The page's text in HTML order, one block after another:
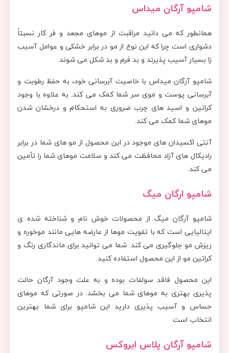
شامپو آرگان میداس
همانطور که می دانید مراقبت از موهای مجعد و فر کار نسبتاً
دشواری است چرا که این نوع از مو در برابر خشکی و عوامل آسیب
زا بسیار آسیب پذیرند و بد فرم و بد شکل می شوند.
شامپو آرگان میداس با خاصیت آبرسانی خود، به حفظ رطوبت و
آبرسانی پوست و موی سر شما کمک می کند. به علاوه با وجود
کراتین و اسید های چرب ضروری به استحکام و درخشان شدن
موهای شما کمک می کند.
آنتی اکسیدان های موجود در این محصول از مو های شما در برابر
رادیکال های آزاد محافظت می کند و سلامت موهای شما را تأمین
می کند.
شامپو ارگان میگ
شامپو آرگان میگ از محصولات خوش نام و شناخته شده ی
ایتالیایی است که با تقویت موها از عارضه هایی مانند موخوره و
ریزش مو جلوگیری می کند. شما می توانید برای ماندگاری رنگ و
کراتین مو از این محصول استفاده کنید.
این محصول فاقد سولفات بوده و به علت وجود آرگان حالت
پذیری بهتری به موهای شما می بخشد. در صورتی که موهای
حساس و آسیب پذیری دارید این شامپو برای شما بهترین
انتخاب است.
شامپو آرگان پلاس ایروکس